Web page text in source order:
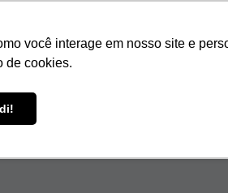
você interage em nosso site e
de cookies.